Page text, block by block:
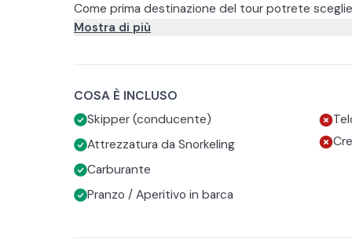
Come prima destinazione del tour potrete
che preferite da Scarlino fino all’isolotto dello
Cala Civette.
Arrivati a destinazione getterete l’ancora il più
vedere il fondale e dare modo ai più sportivi di
fornito un salvagente anulare per fare la
A bordo avrete a disposizione maschere per fare
tra 2 tour:
Tour con pranzo
Con il tour mattutino è incluso un pranzo a bordo
Tour con aperitivo
Mostra di più
COSA È INCLUSO
Skipper (conducente)
Attrezzatura da Snorkeling
Carburante
Pranzo / Aperitivo in barca